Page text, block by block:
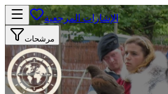
الإشارات المرجعية
مرشحات